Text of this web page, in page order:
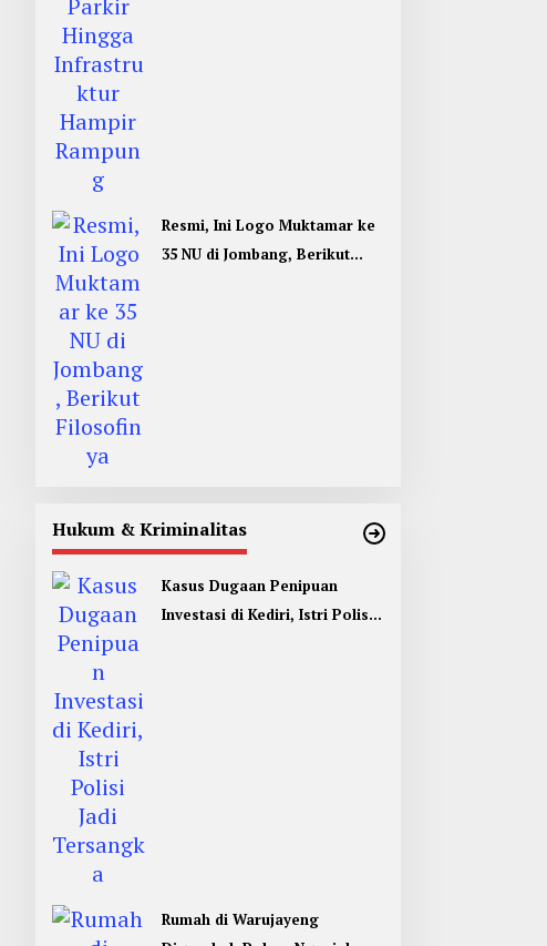
Resmi, Ini Logo Muktamar ke
35 NU di Jombang, Berikut
Hukum & Kriminalitas
Kasus Dugaan Penipuan
Investasi di Kediri, Istri Polisi
Rumah di Warujayeng